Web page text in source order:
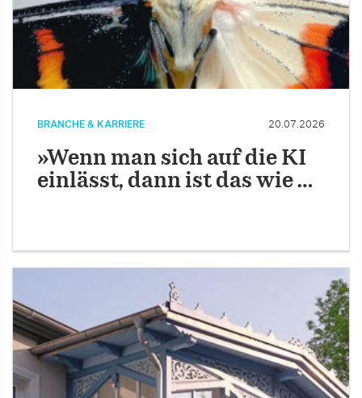
BRANCHE & KARRIERE 20.07.2026
»Wenn man sich auf die KI
einlässt, dann ist das wie …